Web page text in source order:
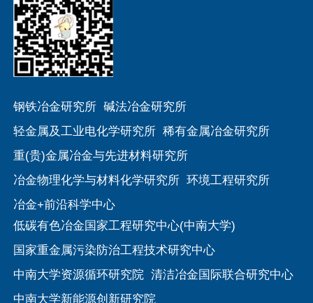
钢铁冶金研究所 碱法冶金研究所
轻金属及工业电化学研究所 稀有金属冶金研究所
重(贵)金属冶金与先进材料研究所
冶金物理化学与材料化学研究所 环境工程研究所
冶金+前沿科学中心
低碳有色冶金国家工程研究中心(中南大学)
国家重金属污染防治工程技术研究中心
中南大学资源循环研究院 清洁冶金国际联合研究中心
中南大学新能源创新研究院